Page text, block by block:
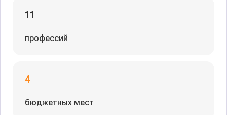
11
профессий
4
бюджетных мест